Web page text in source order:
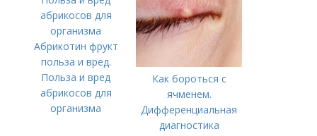
Абрикотин фрукт
польза и вред.
Польза и вред
абрикосов для
организма
Как бороться с
ячменем.
Дифференциальная
диагностика